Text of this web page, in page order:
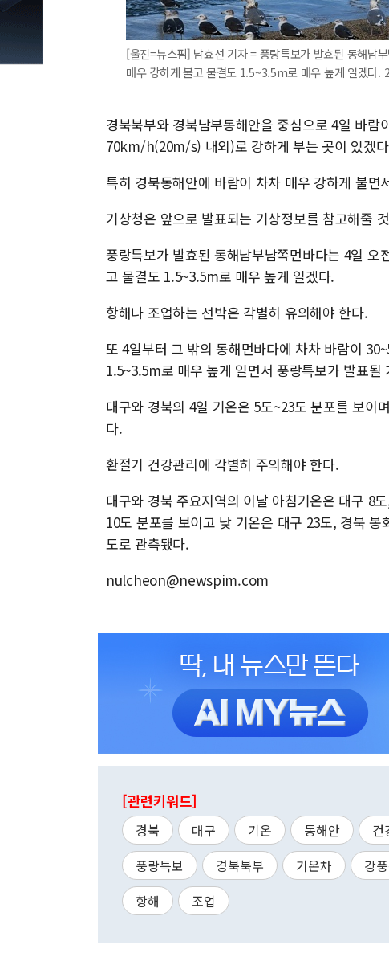
[울진=뉴스핌] 남효선 기자 = 풍랑특보가 발효된 동해
매우 강하게 불고 물결도 1.5~3.5m로 매우 높게 일겠
경북북부와 경북남부동해안을 중심으로 4일 바
70km/h(20m/s) 내외)로 강하게 부는 곳이 있겠
특히 경북동해안에 바람이 차차 매우 강하게 불
기상청은 앞으로 발표되는 기상정보를 참고해줄
풍랑특보가 발효된 동해남부남쪽먼바다는 4일
고 물결도 1.5~3.5m로 매우 높게 일겠다.
항해나 조업하는 선박은 각별히 유의해야 한다.
또 4일부터 그 밖의 동해먼바다에 차차 바람이
1.5~3.5m로 매우 높게 일면서 풍랑특보가 발표될
대구와 경북의 4일 기온은 5도~23도 분포를 보이
다.
환절기 건강관리에 각별히 주의해야 한다.
대구와 경북 주요지역의 이날 아침기온은 대구 8
10도 분포를 보이고 낮 기온은 대구 23도, 경북 봉
도로 관측됐다.
nulcheon@newspim.com
[관련키워드]
경북 대구 기온 동해안 건
풍랑특보
경북북부 기온차 강
항해
조업